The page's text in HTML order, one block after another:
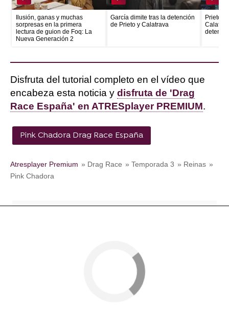
Ilusión, ganas y muchas
sorpresas en la primera
lectura de guion de Foq: La
Nueva Generación 2
García dimite tras la detención
de Prieto y Calatrava
Prieto
Disfruta del tutorial completo en el vídeo que
encabeza esta noticia y disfruta de 'Drag
Race España' en ATRESplayer PREMIUM.
Pink Chadora Drag Race España
Atresplayer Premium » Drag Race » Temporada 3 » Reinas »
Pink Chadora